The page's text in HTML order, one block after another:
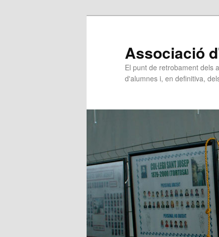
Associació
El punt de retrobament dels
d'alumnes i, en definitiva,